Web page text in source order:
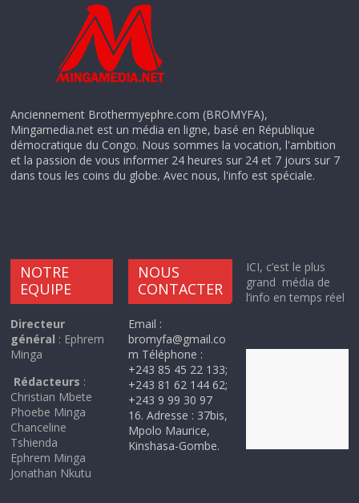
Anciennement Brothermyephre.com (BROMYFA),
Mingamedia.net est un média en ligne, basé en République
démocratique du Congo. Nous sommes la vocation, l'ambition
et la passion de vous informer 24 heures sur 24 et 7 jours sur 7
dans tous les coins du globe. Avec nous, l'info est spéciale.
NOTRE
EQUIPE
Directeur
général : Ephrem
Minga
Rédacteurs :
Christian Mbete
Phoebe Minga
Chanceline
Tshienda
Ephrem Minga
Jonathan Nkutu
NOUS
CONTACTER
Email :
bromyfa@gmail.co
m Téléphone :
+243 85 45 22 133;
+243 81 62 144 62;
+243 9 99 30 97
16. Adresse : 37bis,
Mpolo Maurice,
Kinshasa-Gombe.
ICI, c’est le plus
grand média de
l’info en temps réel